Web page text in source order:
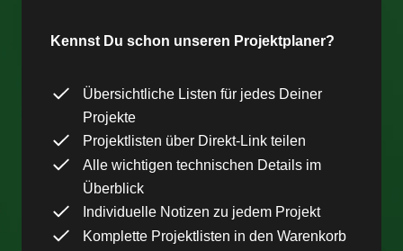
Kennst Du schon unseren Projektplaner?
Übersichtliche Listen für jedes Deiner
Projekte
Projektlisten über Direkt-Link teilen
Alle wichtigen technischen Details im
Überblick
Individuelle Notizen zu jedem Projekt
Komplette Projektlisten in den Warenkorb